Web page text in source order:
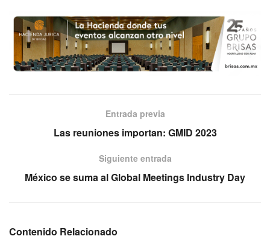
Entrada previa
Las reuniones importan: GMID 2023
Siguiente entrada
México se suma al Global Meetings Industry Day
Contenido Relacionado